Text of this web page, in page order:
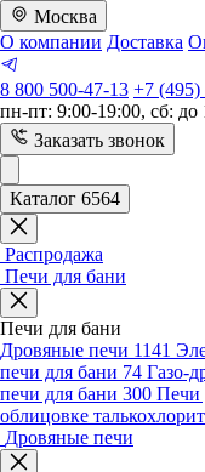
Москва
О компании Доставка
8 800 500-47-13 +7 (495)
пн-пт: 9:00-19:00, сб: до
Заказать звонок
Каталог 6564
Распродажа
Печи для бани
Печи для бани
Дровяные печи 1141
печи для бани 74 Газо-
печи для бани 300 Печи
облицовке талькохлорит
Дровяные печи